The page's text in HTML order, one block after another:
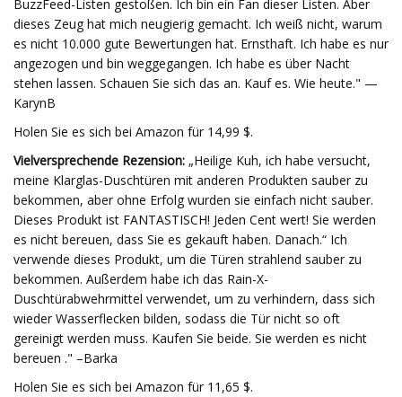
BuzzFeed-Listen gestoßen. Ich bin ein Fan dieser Listen. Aber
dieses Zeug hat mich neugierig gemacht. Ich weiß nicht, warum
es nicht 10.000 gute Bewertungen hat. Ernsthaft. Ich habe es nur
angezogen und bin weggegangen. Ich habe es über Nacht
stehen lassen. Schauen Sie sich das an. Kauf es. Wie heute." —
KarynB
Holen Sie es sich bei Amazon für 14,99 $.
Vielversprechende Rezension: „Heilige Kuh, ich habe versucht,
meine Klarglas-Duschtüren mit anderen Produkten sauber zu
bekommen, aber ohne Erfolg wurden sie einfach nicht sauber.
Dieses Produkt ist FANTASTISCH! Jeden Cent wert! Sie werden
es nicht bereuen, dass Sie es gekauft haben. Danach.“ Ich
verwende dieses Produkt, um die Türen strahlend sauber zu
bekommen. Außerdem habe ich das Rain-X-
Duschtürabwehrmittel verwendet, um zu verhindern, dass sich
wieder Wasserflecken bilden, sodass die Tür nicht so oft
gereinigt werden muss. Kaufen Sie beide. Sie werden es nicht
bereuen ." –Barka
Holen Sie es sich bei Amazon für 11,65 $.